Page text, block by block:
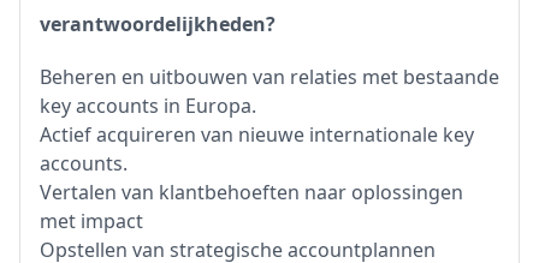
verantwoordelijkheden?
Beheren en uitbouwen van relaties met bestaande
key accounts in Europa.
Actief acquireren van nieuwe internationale key
accounts.
Vertalen van klantbehoeften naar oplossingen
met impact
Opstellen van strategische accountplannen